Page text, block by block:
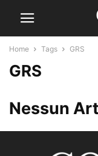
Home Tags GRS
GRS
Nessun